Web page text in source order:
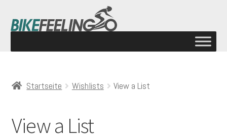
Startseite Wishlists View a List
View a List